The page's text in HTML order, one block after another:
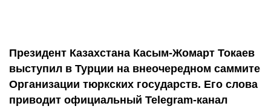
Президент Казахстана Касым-Жомарт Токаев
выступил в Турции на внеочередном саммите
Организации тюркских государств. Его слова
приводит официальный Telegram-канал